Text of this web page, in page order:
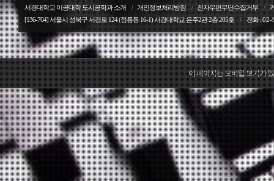
서경대학교 이공대학 도시공학과 소개 / 개인정보처리방침 / 전자우편무단수집거부 /
[136-704] 서울시 성북구 서경로 124 (정릉동 16-1) 서경대학교은주2관 2층 205호 / 전화 :02-
이 페이지는 모바일 보기가